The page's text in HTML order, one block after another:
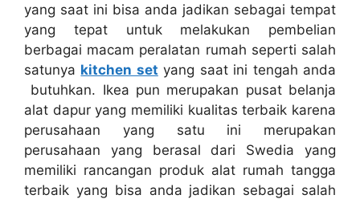
yang saat ini bisa anda jadikan sebagai tempat
yang tepat untuk melakukan pembelian
berbagai macam peralatan rumah seperti salah
satunya kitchen set yang saat ini tengah anda
butuhkan. Ikea pun merupakan pusat belanja
alat dapur yang memiliki kualitas terbaik karena
perusahaan yang satu ini merupakan
perusahaan yang berasal dari Swedia yang
memiliki rancangan produk alat rumah tangga
terbaik yang bisa anda jadikan sebagai salah